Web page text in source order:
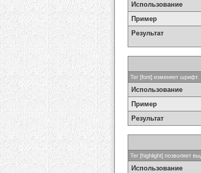
Использование
Пример
Результат
Тег [font] изменяет шрифт.
Использование
Пример
Результат
Тег [highlight] позволяет
Использование